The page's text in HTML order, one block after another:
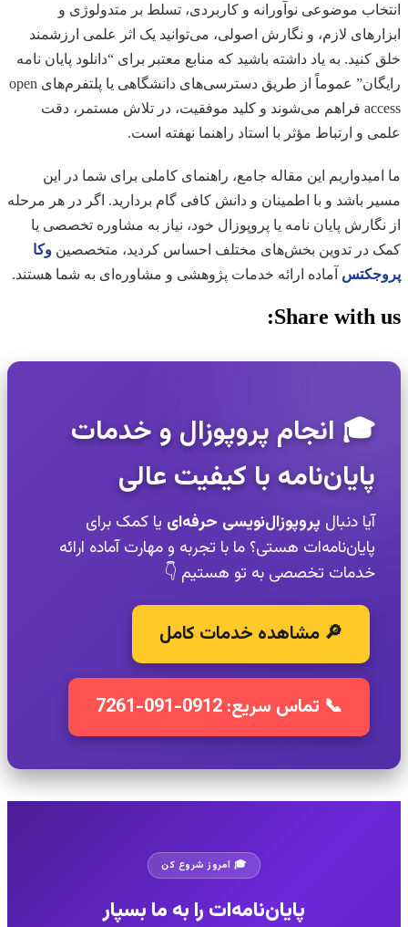
انتخاب موضوعی نوآورانه و کاربردی، تسلط بر متدولوژی و
ابزارهای لازم، و نگارش اصولی، می‌توانید یک اثر علمی ارزشمند
خلق کنید. به یاد داشته باشید که منابع معتبر برای “دانلود پایان نامه
رایگان” عموماً از طریق دسترسی‌های دانشگاهی یا پلتفرم‌های open
access فراهم می‌شوند و کلید موفقیت، در تلاش مستمر، دقت
علمی و ارتباط مؤثر با استاد راهنما نهفته است.
ما امیدواریم این مقاله جامع، راهنمای کاملی برای شما در این
مسیر باشد و با اطمینان و دانش کافی گام بردارید. اگر در هر مرحله
از نگارش پایان نامه یا پروپوزال خود، نیاز به مشاوره تخصصی یا
کمک در تدوین بخش‌های مختلف احساس کردید، متخصصین وکا
پروجکتس آماده ارائه خدمات پژوهشی و مشاوره‌ای به شما هستند.
Share with us:
🎓 انجام پروپوزال و خدمات
پایان‌نامه با کیفیت عالی
آیا دنبال پروپوزال‌نویسی حرفه‌ای یا کمک برای
پایان‌نامه‌ات هستی؟ ما با تجربه و مهارت آماده ارائه
خدمات تخصصی به تو هستیم 👇
🔎 مشاهده خدمات کامل
📞 تماس سریع: 0912-091-7261
🎓 امروز شروع کن
پایان‌نامه‌ات را به ما بسپار